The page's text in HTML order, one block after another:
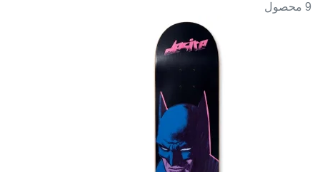
9 محصول